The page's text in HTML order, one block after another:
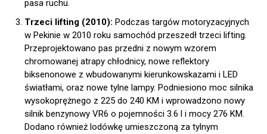
pasa ruchu.
Trzeci lifting (2010): Podczas targów motoryzacyjnych
w Pekinie w 2010 roku samochód przeszedł trzeci lifting.
Przeprojektowano pas przedni z nowym wzorem
chromowanej atrapy chłodnicy, nowe reflektory
biksenonowe z wbudowanymi kierunkowskazami i LED
światłami, oraz nowe tylne lampy. Podniesiono moc silnika
wysokoprężnego z 225 do 240 KM i wprowadzono nowy
silnik benzynowy VR6 o pojemności 3.6 l i mocy 276 KM.
Dodano również lodówkę umieszczoną za tylnym